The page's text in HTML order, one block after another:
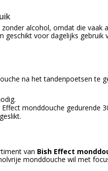
alcohol, omdat die vaak
voor dagelijks
na het tandenpoetsen te
monddouche gedurende
van Bish Effect
monddouche wil met